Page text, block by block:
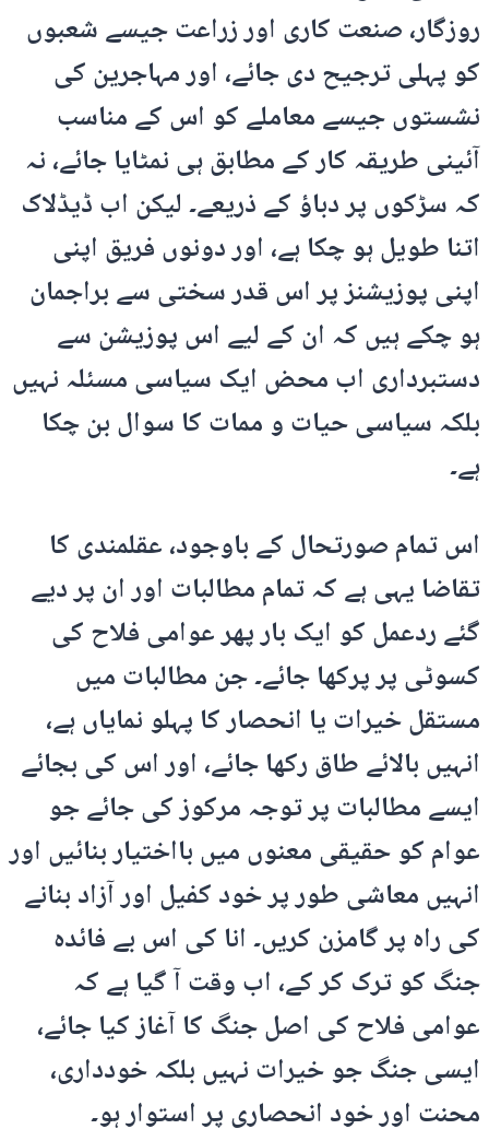
روزگار، صنعت کاری اور زراعت جیسے شعبوں
کو پہلی ترجیح دی جائے، اور مہاجرین کی
نشستوں جیسے معاملے کو اس کے مناسب
آئینی طریقہ کار کے مطابق ہی نمٹایا جائے، نہ
کہ سڑکوں پر دباؤ کے ذریعے۔ لیکن اب ڈیڈلاک
اتنا طویل ہو چکا ہے، اور دونوں فریق اپنی
اپنی پوزیشنز پر اس قدر سختی سے براجمان
ہو چکے ہیں کہ ان کے لیے اس پوزیشن سے
دستبرداری اب محض ایک سیاسی مسئلہ نہیں
بلکہ سیاسی حیات و ممات کا سوال بن چکا
ہے۔
اس تمام صورتحال کے باوجود، عقلمندی کا
تقاضا یہی ہے کہ تمام مطالبات اور ان پر دیے
گئے ردعمل کو ایک بار پھر عوامی فلاح کی
کسوٹی پر پرکھا جائے۔ جن مطالبات میں
مستقل خیرات یا انحصار کا پہلو نمایاں ہے،
انہیں بالائے طاق رکھا جائے، اور اس کی بجائے
ایسے مطالبات پر توجہ مرکوز کی جائے جو
عوام کو حقیقی معنوں میں بااختیار بنائیں اور
انہیں معاشی طور پر خود کفیل اور آزاد بنانے
کی راہ پر گامزن کریں۔ انا کی اس بے فائدہ
جنگ کو ترک کر کے، اب وقت آ گیا ہے کہ
عوامی فلاح کی اصل جنگ کا آغاز کیا جائے،
ایسی جنگ جو خیرات نہیں بلکہ خودداری،
محنت اور خود انحصاری پر استوار ہو۔